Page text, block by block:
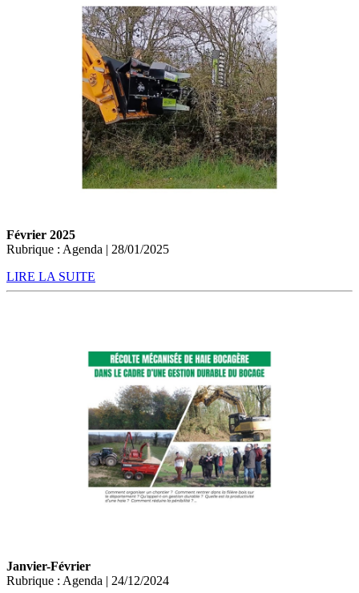
Février 2025
Rubrique : Agenda | 28/01/2025
LIRE LA SUITE
Janvier-Février
Rubrique : Agenda | 24/12/2024